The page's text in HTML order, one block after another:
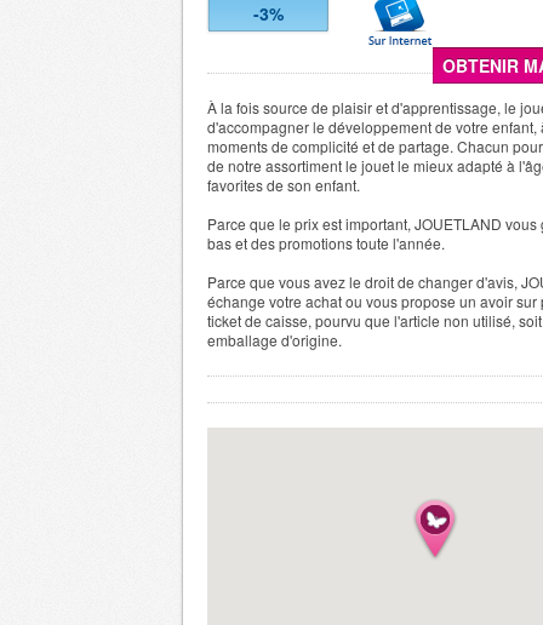
-3%
OBTENIR
À la fois source de plaisir et d'apprentissage, le
d'accompagner le développement de votre enfant,
moments de complicité et de partage. Chacun
de notre assortiment le jouet le mieux adapté à
favorites de son enfant.
Parce que le prix est important, JOUETLAND
bas et des promotions toute l'année.
Parce que vous avez le droit de changer d'avis,
échange votre achat ou vous propose un avoir sur
ticket de caisse, pourvu que l'article non utilisé,
emballage d'origine.